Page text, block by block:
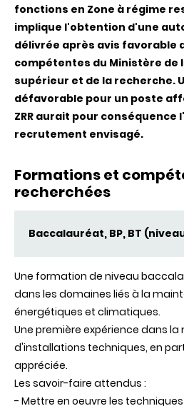
fonctions en Zone à régime
implique l'obtention d'une
délivrée après avis favorable
compétentes du Ministère de
supérieur et de la recherche.
défavorable pour un poste
ZRR aurait pour conséquence
recrutement envisagé.
Formations et
recherchées
Baccalauréat, BP, BT
Une formation de niveau
dans les domaines liés à la
énergétiques et climatiques.
Une première expérience dans
d'installations techniques, en
appréciée.
Les savoir-faire attendus :
- Mettre en oeuvre les